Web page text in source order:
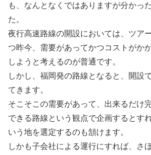
も、なんとなくではありますが分かっ
た。
夜行高速路線の開設においては、ツア
つ昨今、需要があってかつコストがか
しようと考えるのが普通です。
しかし、福岡発の路線となると、開設
てきます。
そこそこの需要があって、出来るだけ
できる路線という観点で企画するとす
いう地を選定するのも頷けます。
しかも子会社による運行にすれば、さ